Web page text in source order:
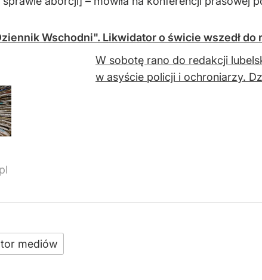
Wschodni". Likwidator o świcie wszedł do
W sobotę rano do redakcji
w asyście policji i ochroniarzy.
mediów